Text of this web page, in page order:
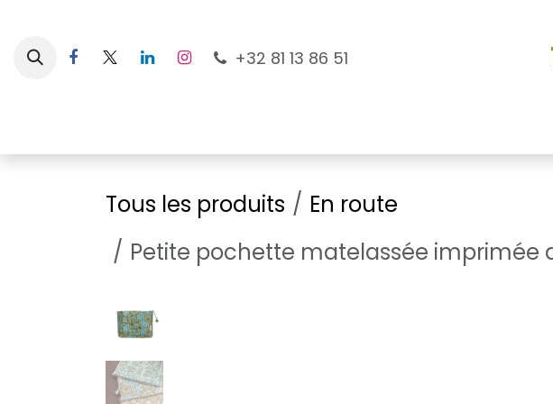
+32 81 13 86 51
Tous les produits
En route
Petite pochette matelassée imprimée